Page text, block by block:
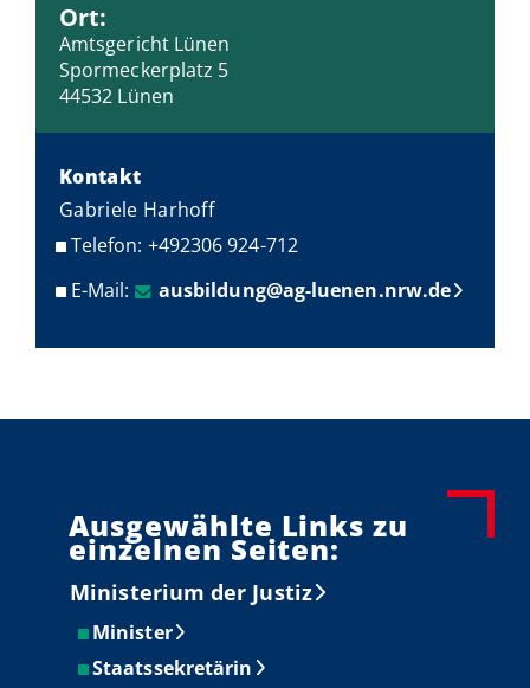
Ort:
Amtsgericht Lünen
Spormeckerplatz 5
44532 Lünen
Kontakt
Gabriele Harhoff
Telefon: +492306 924-712
E-Mail:
ausbildung@ag-luenen.nrw.de
Ausgewählte Links zu
einzelnen Seiten:
Ministerium der Justiz
Minister
Staatssekretärin